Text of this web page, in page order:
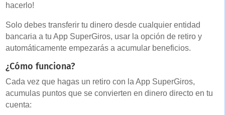
hacerlo!
Solo debes transferir tu dinero desde cualquier entidad
bancaria a tu App SuperGiros, usar la opción de retiro y
automáticamente empezarás a acumular beneficios.
¿Cómo funciona?
Cada vez que hagas un retiro con la App SuperGiros,
acumulas puntos que se convierten en dinero directo en tu
cuenta: